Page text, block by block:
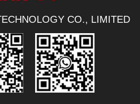
CO., LIMITED